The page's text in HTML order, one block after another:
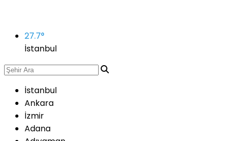
27.7°
İstanbul
İstanbul
Ankara
İzmir
Adana